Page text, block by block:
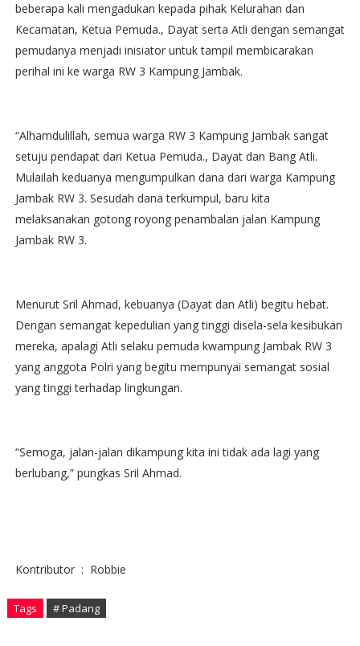
beberapa kali mengadukan kepada pihak Kelurahan dan
Kecamatan, Ketua Pemuda., Dayat serta Atli dengan semangat
pemudanya menjadi inisiator untuk tampil membicarakan
perihal ini ke warga RW 3 Kampung Jambak.
“Alhamdulillah, semua warga RW 3 Kampung Jambak sangat
setuju pendapat dari Ketua Pemuda., Dayat dan Bang Atli.
Mulailah keduanya mengumpulkan dana dari warga Kampung
Jambak RW 3. Sesudah dana terkumpul, baru kita
melaksanakan gotong royong penambalan jalan Kampung
Jambak RW 3.
Menurut Sril Ahmad, kebuanya (Dayat dan Atli) begitu hebat.
Dengan semangat kepedulian yang tinggi disela-sela kesibukan
mereka, apalagi Atli selaku pemuda kwampung Jambak RW 3
yang anggota Polri yang begitu mempunyai semangat sosial
yang tinggi terhadap lingkungan.
“Semoga, jalan-jalan dikampung kita ini tidak ada lagi yang
berlubang,” pungkas Sril Ahmad.
Kontributor : Robbie
Tags # Padang